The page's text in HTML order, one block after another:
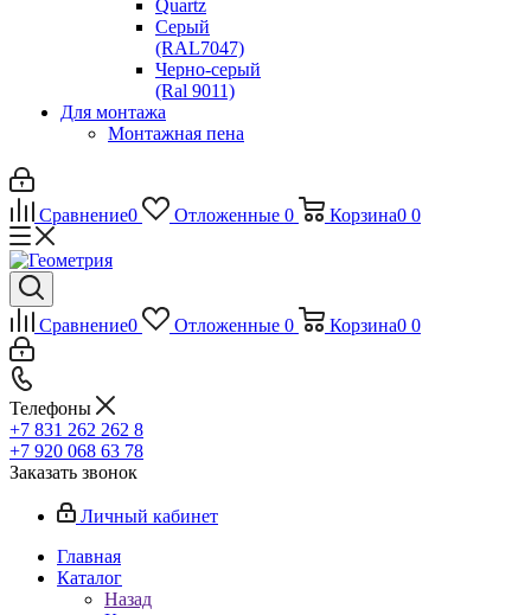
Quartz
Серый
(RAL7047)
Черно-серый
(Ral 9011)
Для монтажа
Монтажная пена
Сравнение0 Отложенные 0 Корзина0 0
Сравнение0 Отложенные 0 Корзина0 0
Телефоны
+7 831 262 262 8
+7 920 068 63 78
Заказать звонок
Личный кабинет
Главная
Каталог
Назад